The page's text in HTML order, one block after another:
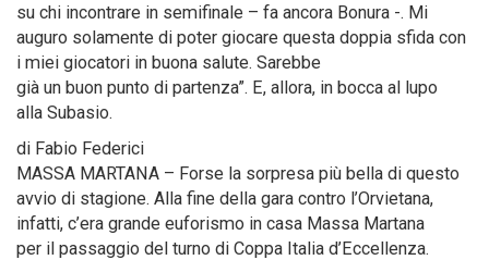
su chi incontrare in semifinale – fa ancora Bonura -. Mi
auguro solamente di poter giocare questa doppia sfida con
i miei giocatori in buona salute. Sarebbe
già un buon punto di partenza”. E, allora, in bocca al lupo
alla Subasio.
di Fabio Federici
MASSA MARTANA – Forse la sorpresa più bella di questo
avvio di stagione. Alla fine della gara contro l’Orvietana,
infatti, c’era grande euforismo in casa Massa Martana
per il passaggio del turno di Coppa Italia d’Eccellenza.